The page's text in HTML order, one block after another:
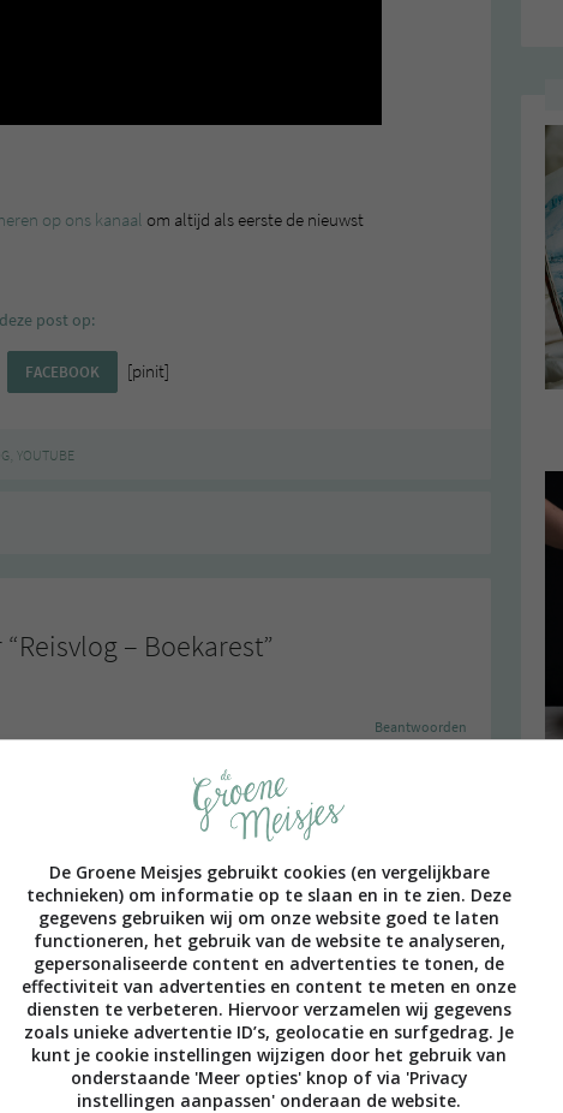
op ons kanaal om altijd als eerste de nieuwst
post op:
FACEBOOK [pinit]
, YOUTUBE
Reisvlog – Boekarest”
Nog een maand! :-)
Beantwoorden
reactie te zien/horen wanneer je te weten krijgen dat jullie
Beantwoorden
Beantwoorden
De Groene Meisjes gebruikt cookies (en vergelijkbare
technieken) om informatie op te slaan en in te zien. Deze
gegevens gebruiken wij om onze website goed te laten
functioneren, het gebruik van de website te analyseren,
gepersonaliseerde content en advertenties te tonen, de
effectiviteit van advertenties en content te meten en onze
diensten te verbeteren. Hiervoor verzamelen wij gegevens
zoals unieke advertentie ID’s, geolocatie en surfgedrag. Je
kunt je cookie instellingen wijzigen door het gebruik van
onderstaande 'Meer opties' knop of via 'Privacy
instellingen aanpassen' onderaan de website.